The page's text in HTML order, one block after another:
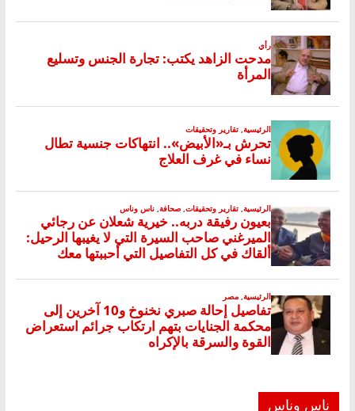
ناس وناس